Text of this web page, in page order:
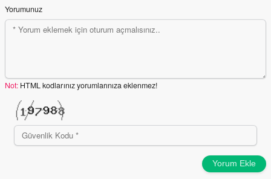
Yorumunuz
Not: HTML kodlarınız yorumlarınıza eklenmez!
Yorum Ekle